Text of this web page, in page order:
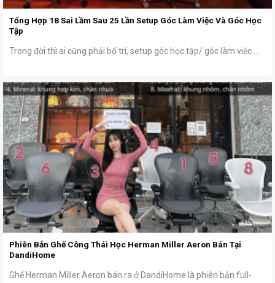
Tổng Hợp 18 Sai Lầm Sau 25 Lần Setup Góc Làm Việc Và Góc Học
Tập
Trong đời thì ai cũng phải bố trí, setup góc học tập/ góc làm việc ...
Phiên Bản Ghế Công Thái Học Herman Miller Aeron Bán Tại
DandiHome
Ghế Herman Miller Aeron bán ra ở DandiHome là phiên bản full-